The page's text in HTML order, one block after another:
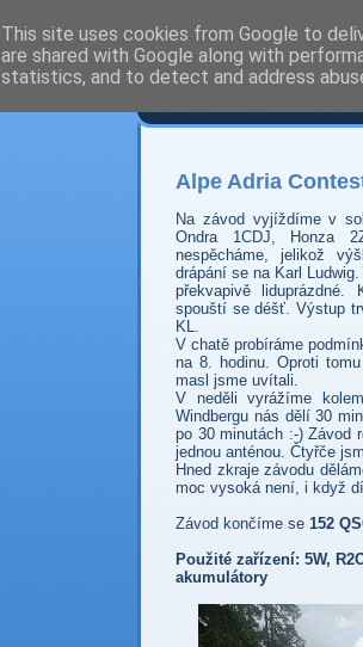
Prdec -
Alpe Adria
Na závod vyjíždíme v
Ondra 1CDJ, Honza
nespěcháme, jelikož
drápání se na Karl
překvapivě
spouští se déšť. Výstup
KL.
V chatě probíráme
na 8. hodinu. Oproti
masl jsme uvítali.
V neděli vyrážíme
Windbergu nás dělí 30
po 30 minutách :-) Závod
jednou anténou. Čtyřče
Hned zkraje závodu
moc vysoká není, i když
Závod končíme se 152
Použité zařízení: 5W,
akumulátory
This site uses cookies from Google to
are shared with Google along with
statistics, and to detect and address